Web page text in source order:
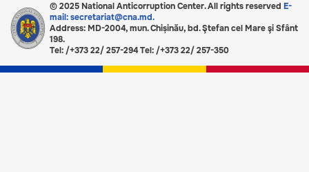
© 2025 National Anticorruption Center. All rights reserved E-
mail: secretariat@cna.md.
Address: MD-2004, mun. Chișinău, bd. Ştefan cel Mare şi Sfânt
198.
Tel: /+373 22/ 257-294 Tel: /+373 22/ 257-350